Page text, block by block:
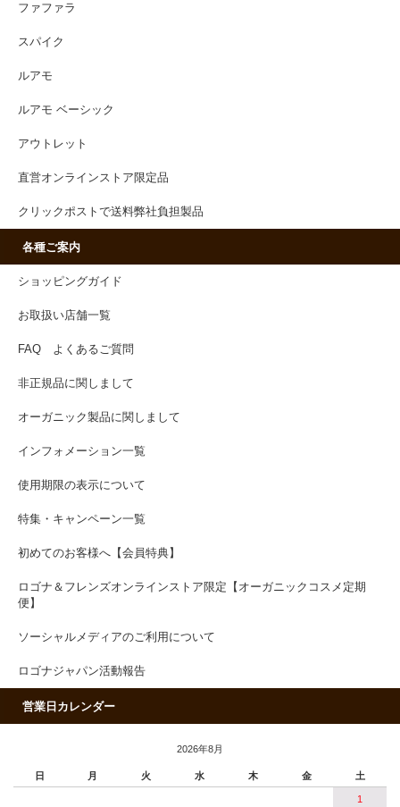
ファファラ
スパイク
ルアモ
ルアモ ベーシック
アウトレット
直営オンラインストア限定品
クリックポストで送料弊社負担製品
各種ご案内
ショッピングガイド
お取扱い店舗一覧
FAQ よくあるご質問
非正規品に関しまして
オーガニック製品に関しまして
インフォメーション一覧
使用期限の表示について
特集・キャンペーン一覧
初めてのお客様へ【会員特典】
ロゴナ＆フレンズオンラインストア限定【オーガニックコスメ定期
便】
ソーシャルメディアのご利用について
ロゴナジャパン活動報告
営業日カレンダー
2026年8月
日 月 火 水 木 金 土
1